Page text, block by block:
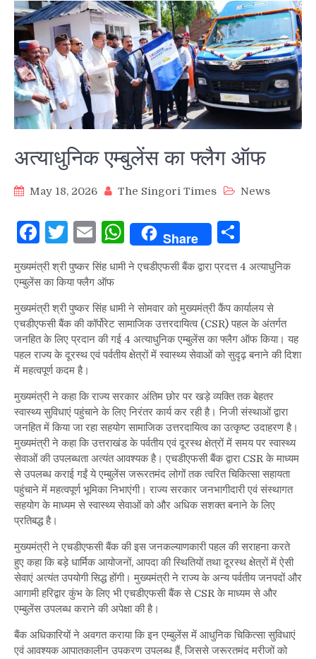
अत्याधुनिक एम्बुलेंस का फ्लैग ऑफ
May 18, 2026 The Singori Times News
Facebook
Twitter
EmailWhatsApp
Share
मुख्यमंत्री श्री पुष्कर सिंह धामी ने एचडीएफसी बैंक द्वारा प्रदत्त 4 अत्याधुनिक
एम्बुलेंस का किया फ्लैग ऑफ
मुख्यमंत्री श्री पुष्कर सिंह धामी ने सोमवार को मुख्यमंत्री कैंप कार्यालय से
एचडीएफसी बैंक की कॉर्पोरेट सामाजिक उत्तरदायित्व (CSR) पहल के अंतर्गत
जनहित के लिए प्रदान की गई 4 अत्याधुनिक एम्बुलेंस का फ्लैग ऑफ किया। यह
पहल राज्य के दूरस्थ एवं पर्वतीय क्षेत्रों में स्वास्थ्य सेवाओं को सुदृढ़ बनाने की दिशा
में महत्वपूर्ण कदम है।
मुख्यमंत्री ने कहा कि राज्य सरकार अंतिम छोर पर खड़े व्यक्ति तक बेहतर
स्वास्थ्य सुविधाएं पहुंचाने के लिए निरंतर कार्य कर रही है। निजी संस्थाओं द्वारा
जनहित में किया जा रहा सहयोग सामाजिक उत्तरदायित्व का उत्कृष्ट उदाहरण है।
मुख्यमंत्री ने कहा कि उत्तराखंड के पर्वतीय एवं दूरस्थ क्षेत्रों में समय पर स्वास्थ्य
सेवाओं की उपलब्धता अत्यंत आवश्यक है। एचडीएफसी बैंक द्वारा CSR के माध्यम
से उपलब्ध कराई गईं ये एम्बुलेंस जरूरतमंद लोगों तक त्वरित चिकित्सा सहायता
पहुंचाने में महत्वपूर्ण भूमिका निभाएंगी। राज्य सरकार जनभागीदारी एवं संस्थागत
सहयोग के माध्यम से स्वास्थ्य सेवाओं को और अधिक सशक्त बनाने के लिए
प्रतिबद्ध है।
मुख्यमंत्री ने एचडीएफसी बैंक की इस जनकल्याणकारी पहल की सराहना करते
हुए कहा कि बड़े धार्मिक आयोजनों, आपदा की स्थितियों तथा दूरस्थ क्षेत्रों में ऐसी
सेवाएं अत्यंत उपयोगी सिद्ध होंगी। मुख्यमंत्री ने राज्य के अन्य पर्वतीय जनपदों और
आगामी हरिद्वार कुंभ के लिए भी एचडीएफसी बैंक से CSR के माध्यम से और
एम्बुलेंस उपलब्ध कराने की अपेक्षा की है।
बैंक अधिकारियों ने अवगत कराया कि इन एम्बुलेंस में आधुनिक चिकित्सा सुविधाएं
एवं आवश्यक आपातकालीन उपकरण उपलब्ध हैं, जिससे जरूरतमंद मरीजों को